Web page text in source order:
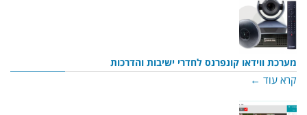
מערכת ווידאו קונפרנס לחדרי ישיבות והדרכות
קרא עוד ←